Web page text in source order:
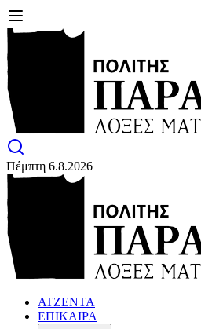
Πέμπτη 6.8.2026
ΑΤΖΕΝΤΑ
ΕΠΙΚΑΙΡΑ